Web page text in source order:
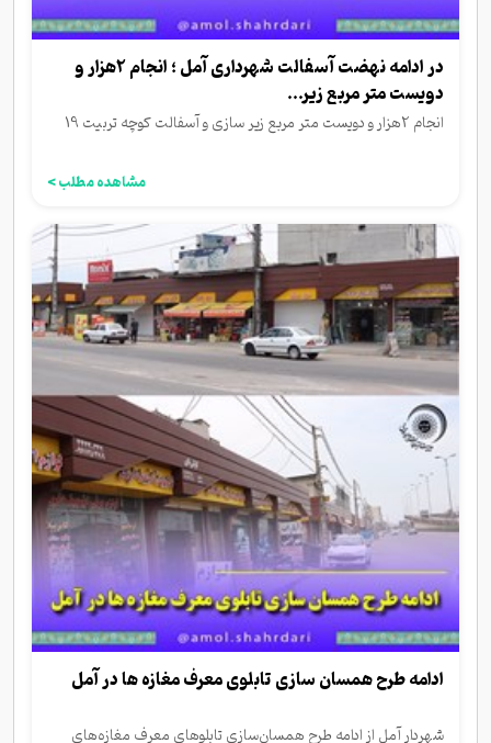
در ادامه نهضت آسفالت شهرداری آمل ؛ انجام 2هزار و
دویست متر مربع زیر...
انجام 2هزار و دویست متر مربع زیر سازی و آسفالت کوچه تربیت 19
مشاهده مطلب >
ادامه طرح همسان سازی تابلوی معرف مغازه ها در آمل
شهردار آمل از ادامه طرح همسان‌سازی تابلوهای معرف مغازه‌های